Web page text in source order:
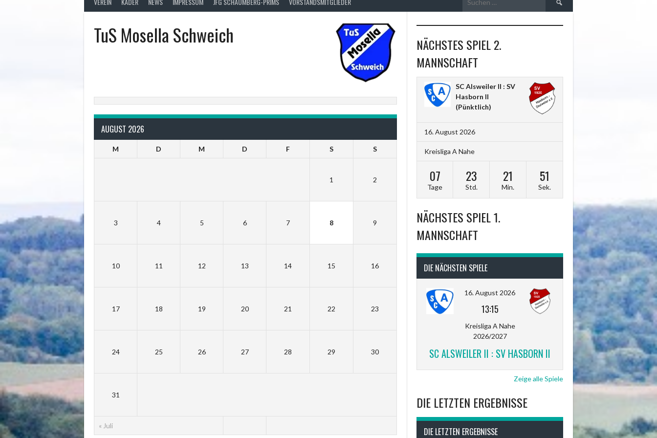
TuS Mosella Schweich
AUGUST 2026
M D M D F S S
« Juli
1 2
3 4 5 6 7 8 9
10 11 12 13 14 15 16
17 18 19 20 21 22 23
24 25 26 27 28 29 30
31
NÄCHSTES SPIEL 2.
MANNSCHAFT
SC Alsweiler II : SV
Hasborn II
(Pünktlich)
16. August 2026
Kreisliga A Nahe
07
Tage
23
Std.
21
Min.
49
Sek.
NÄCHSTES SPIEL 1.
MANNSCHAFT
DIE NÄCHSTEN SPIELE
16. August 2026
13:15
Kreisliga A Nahe
2026/2027
SC ALSWEILER II : SV HASBORN II
Zeige alle Spiele
DIE LETZTEN ERGEBNISSE
DIE LETZTEN ERGEBNISSE